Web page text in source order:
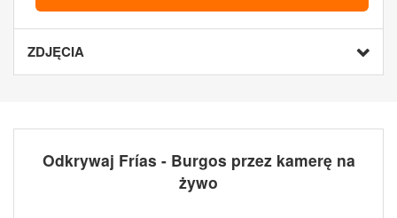
ZDJĘCIA
Odkrywaj Frías - Burgos przez kamerę na
żywo